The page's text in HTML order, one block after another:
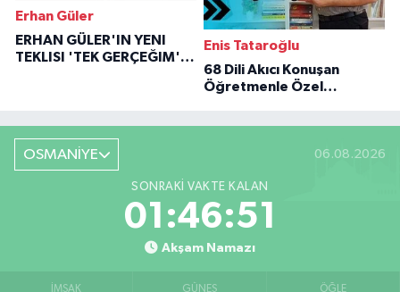
Erhan Güler
ERHAN GÜLER'IN YENI
TEKLISI 'TEK GERÇEĞIM'LE
Enis Tataroğlu
68 Dili Akıcı Konuşan
Öğretmenle Özel
OSMANİYE 06.08.2026
SONRAKI VAKTE KALAN
01:46:49
Akşam Namazı
İMSAK GÜNEŞ ÖĞLE